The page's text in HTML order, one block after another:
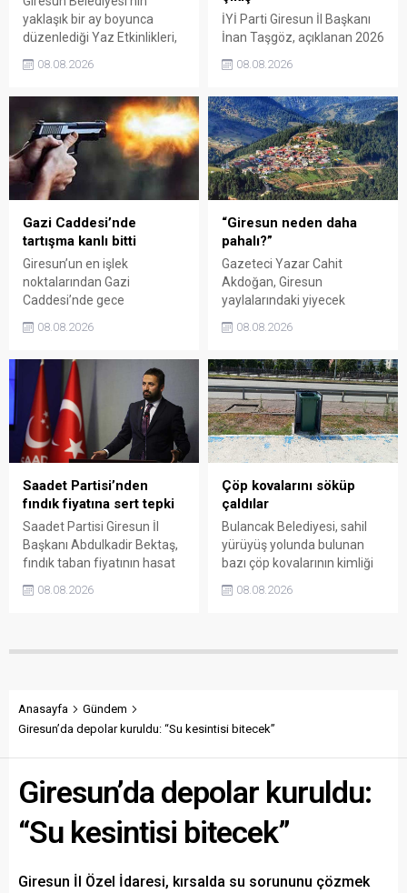
yaklaşık bir ay boyunca
düzenlediği Yaz Etkinlikleri,
sanat ve eğlenceyle
organizasyonun ardından
Kadın El Emeği Pazarı'nın
süresi de 16 Ağustos'a
kadar uzatıldı.
08.08.2026
İYİ Parti Giresun İl Başkanı
İnan Taşgöz, açıklanan 2026
üzerinden iktidar
eleştirdi. Taşgöz, üreticinin
emeğinin karşılığını
alamadığını savunarak,
Giresun milletvekillerini
sessiz kalmakla suçladı.
08.08.2026
Gazi Caddesi’nde
tartışma kanlı bitti
Giresun’un en işlek
noktalarından Gazi
Caddesi’nde gece
kavgada A.E. ayağından
bölgede kısa süreli panik
yaşanırken polis geniş çaplı
soruşturma başlattı.
08.08.2026
“Giresun neden daha
pahalı?”
Gazeteci Yazar Cahit
Akdoğan, Giresun
yaylalarındaki yiyecek
belirgin biçimde yüksek
Valiliği, Tarım ve Orman İl
Müdürlüğü ile ilgili kurumları
denetime çağırdı. Akdoğan,
yüzde 50’ye ulaşan fiyat
farklarının araştırılması
gerektiğini söyledi.
08.08.2026
Saadet Partisi’nden
fındık fiyatına sert tepki
Saadet Partisi Giresun İl
Başkanı Abdulkadir Bektaş,
fındık taban fiyatının hasat
açıklanmamasına tepki
belirterek üreticiyi memnun
savundu.
08.08.2026
Çöp kovalarını söküp
çaldılar
Bulancak Belediyesi, sahil
yürüyüş yolunda bulunan
bazı çöp kovalarının kimliği
sökülerek çalındığını açıkladı.
vatandaşlardan ihbar
08.08.2026
Anasayfa
Gündem
Giresun’da depolar kuruldu: “Su kesintisi bitecek”
Giresun’da depolar kuruldu:
“Su kesintisi bitecek”
Giresun İl Özel İdaresi, kırsalda su sorununu çözmek